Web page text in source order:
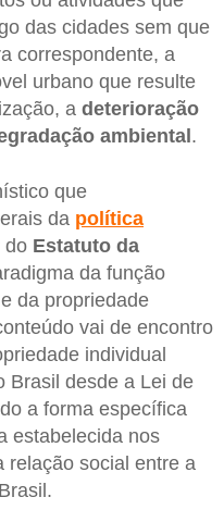
das cidades sem que
correspondente, a
urbano que resulte
a deterioração
ambiental.
que
da política
do Estatuto da
da função
da propriedade
vai de encontro
individual
Brasil desde a Lei de
a forma específica
estabelecida nos
relação social entre a